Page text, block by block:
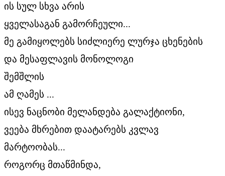
ის სულ სხვა არის
ყველასაგან გამორჩეული...
მე გამიყოლებს სიძლიერე ლურჯა ცხენების
და მესაფლავის მონოლოგი
შემშლის
ამ ღამეს ...
ისევ ნაცნობი მელანდება გალაქტიონი,
ვეება მხრებით დაატარებს კვლავ
მარტოობას...
როგორც მთაწმინდა,